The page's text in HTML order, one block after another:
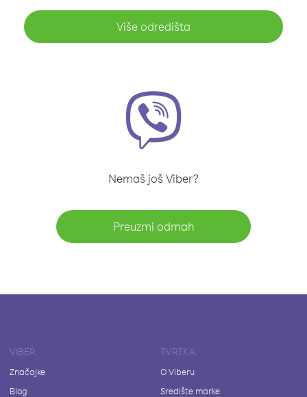
Više odredišta
Nemaš još Viber?
Preuzmi odmah
VIBER
Značajke
Blog
TVRTKA
O Viberu
Središte marke